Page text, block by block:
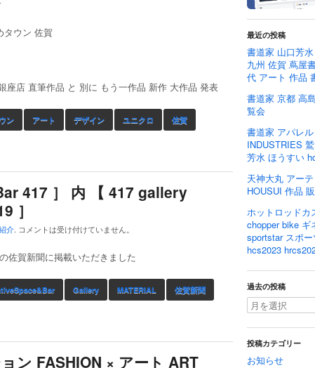
タウン 佐賀
座店 直筆作品 と 別に もう一作品 新作 大作品 発表
ン アート デザイン ユニクロ 佐賀
417 ］ 内 【 417 gallery
］
介. コメントは受け付けていません。
佐賀新聞に掲載いただきました
Gallery MATERIAL 佐賀新聞
ン FASHION × アート ART
最近の投稿
書道家 山口芳
九州 佐賀 蔦屋
代 アート 作品
書道家 京都 高
覧会
書道家 アパレ
INDUSTRIES
芳水 ほうすい
天神大丸 アー
HOUSUI 作品
ホットロッドカ
chopper bike ギ
sportstar スポ
hcs2023
過去の投稿
投稿カテゴリー
お知らせ